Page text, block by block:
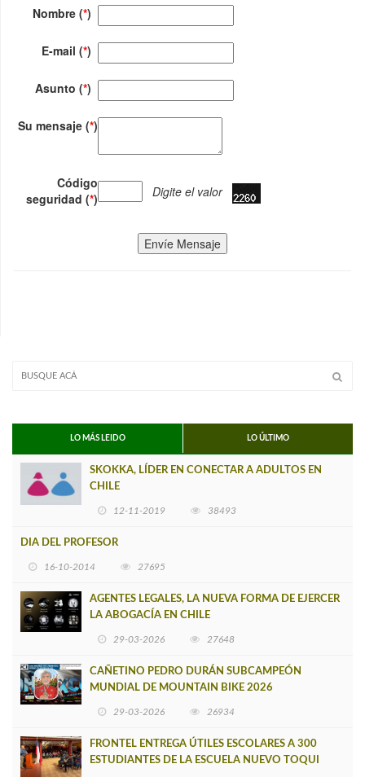
Nombre (*)
E-mail (*)
Asunto (*)
Su mensaje (*)
Código
seguridad (*) Digite el valor
Envíe Mensaje
LO MÁS LEIDO LO ÚLTIMO
SKOKKA, LÍDER EN CONECTAR A ADULTOS EN
CHILE
12-11-2019 38493
DIA DEL PROFESOR
16-10-2014 27695
AGENTES LEGALES, LA NUEVA FORMA DE EJERCER
LA ABOGACÍA EN CHILE
29-03-2026 27648
CAÑETINO PEDRO DURÁN SUBCAMPEÓN
MUNDIAL DE MOUNTAIN BIKE 2026
29-03-2026 26934
FRONTEL ENTREGA ÚTILES ESCOLARES A 300
ESTUDIANTES DE LA ESCUELA NUEVO TOQUI